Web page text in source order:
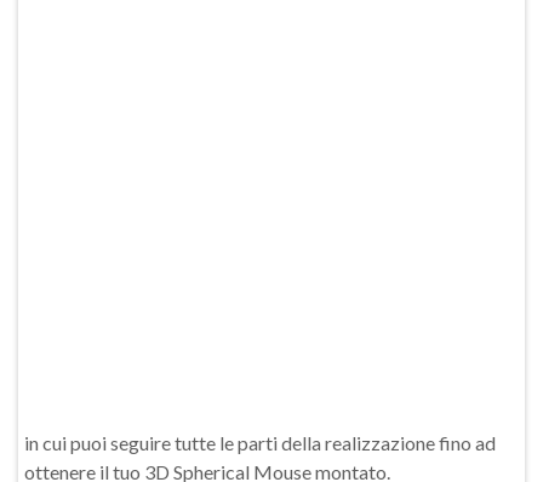
in cui puoi seguire tutte le parti della realizzazione fino ad
ottenere il tuo 3D Spherical Mouse montato.